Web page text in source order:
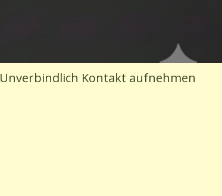
Unverbindlich Kontakt aufnehmen